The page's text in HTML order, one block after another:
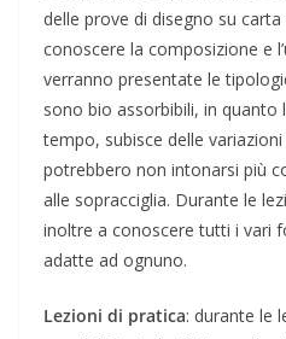
delle prove di disegno su
conoscere la composizione e
verranno presentate le
sono bio assorbibili, in quanto
tempo, subisce delle
potrebbero non intonarsi più
alle sopracciglia. Durante le
inoltre a conoscere tutti i vari
adatte ad ognuno.
Lezioni di pratica: durante le